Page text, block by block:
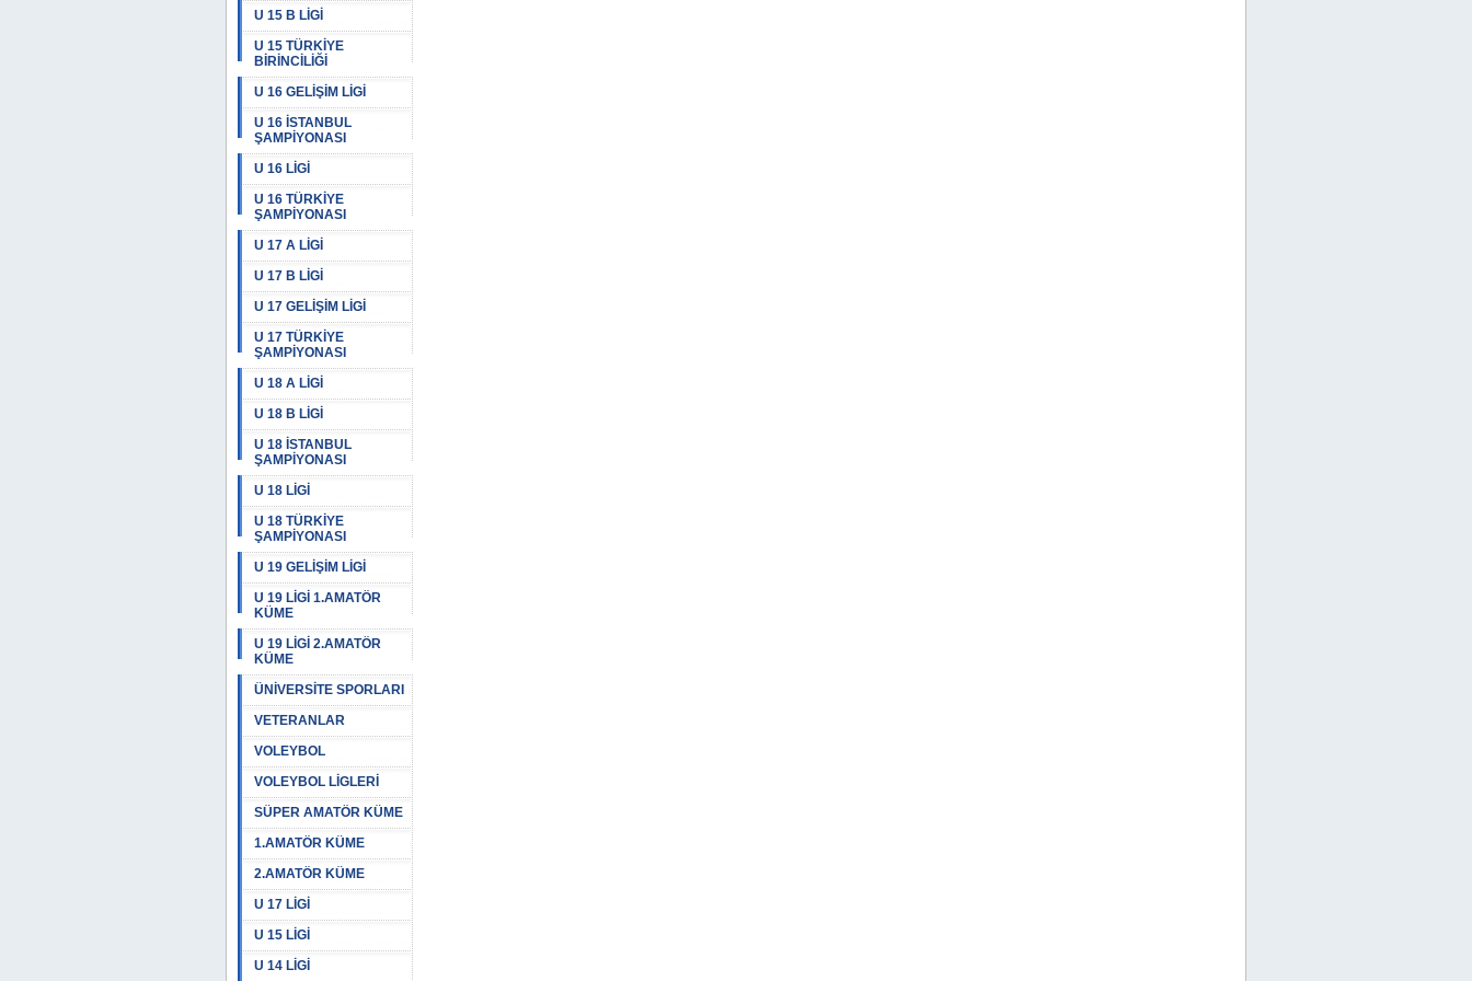
U 15 B LİGİ
U 15 TÜRKİYE
BİRİNCİLİĞİ
U 16 GELİŞİM LİGİ
U 16 İSTANBUL
ŞAMPİYONASI
U 16 LİGİ
U 16 TÜRKİYE
ŞAMPİYONASI
U 17 A LİGİ
U 17 B LİGİ
U 17 GELİŞİM LİGİ
U 17 TÜRKİYE
ŞAMPİYONASI
U 18 A LİGİ
U 18 B LİGİ
U 18 İSTANBUL
ŞAMPİYONASI
U 18 LİGİ
U 18 TÜRKİYE
ŞAMPİYONASI
U 19 GELİŞİM LİGİ
U 19 LİGİ 1.AMATÖR
KÜME
U 19 LİGİ 2.AMATÖR
KÜME
ÜNİVERSİTE SPORLARI
VETERANLAR
VOLEYBOL
VOLEYBOL LİGLERİ
SÜPER AMATÖR KÜME
1.AMATÖR KÜME
2.AMATÖR KÜME
U 17 LİGİ
U 15 LİGİ
U 14 LİGİ